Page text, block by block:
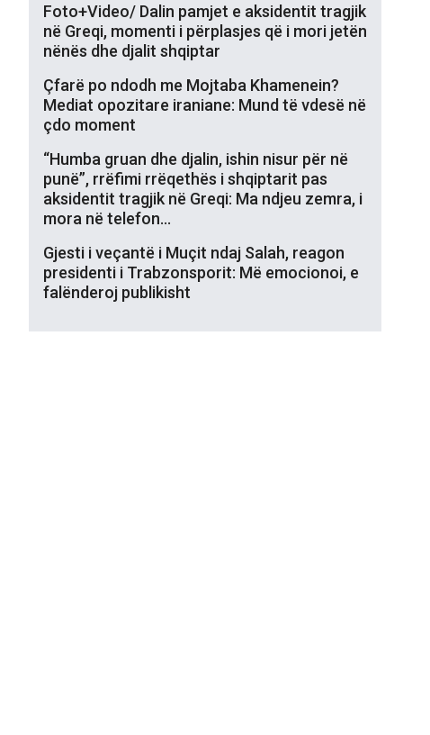
Foto+Video/ Dalin pamjet e aksidentit tragjik
në Greqi, momenti i përplasjes që i mori jetën
nënës dhe djalit shqiptar
Çfarë po ndodh me Mojtaba Khamenein?
Mediat opozitare iraniane: Mund të vdesë në
çdo moment
“Humba gruan dhe djalin, ishin nisur për në
punë”, rrëfimi rrëqethës i shqiptarit pas
aksidentit tragjik në Greqi: Ma ndjeu zemra, i
mora në telefon…
Gjesti i veçantë i Muçit ndaj Salah, reagon
presidenti i Trabzonsporit: Më emocionoi, e
falënderoj publikisht